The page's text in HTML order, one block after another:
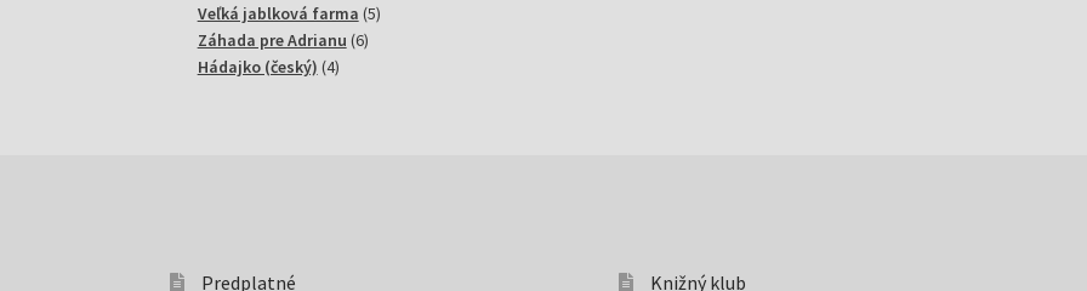
produktov
Veľká jablková farma 55
Záhada pre Adrianu 66
Hádajko (český) 44
Predplatné Knižný klub